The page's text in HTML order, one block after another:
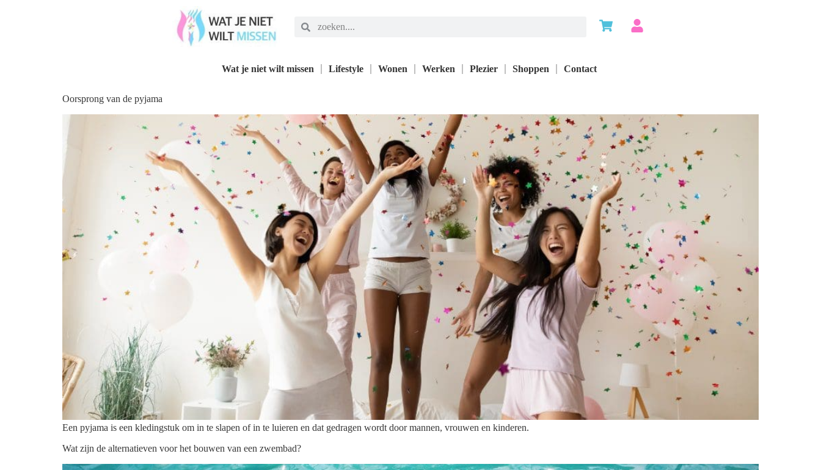
Wat je niet wilt missen Lifestyle Wonen Werken Plezier Shoppen Contact
Oorsprong van de pyjama
Een pyjama is een kledingstuk om in te slapen of in te luieren en dat gedragen wordt door mannen, vrouwen en kinderen.
Wat zijn de alternatieven voor het bouwen van een zwembad?